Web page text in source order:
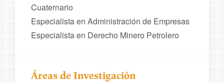
Cuaternario
Especialista en Administración de Empresas
Especialista en Derecho Minero Petrolero
Áreas de Investigación